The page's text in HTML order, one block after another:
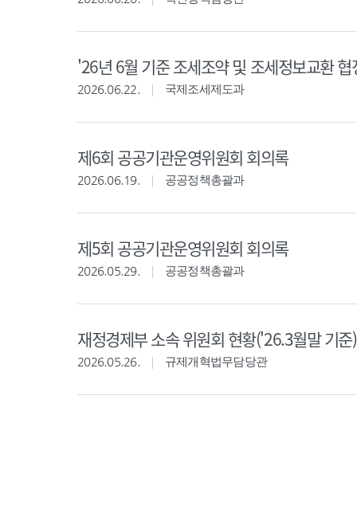
'26년 6월 기준 조세조약 및 조세정보교환
2026.06.22. 국제조세제도과
제6회 공공기관운영위원회 회의록
2026.06.19. 공공정책총괄과
제5회 공공기관운영위원회 회의록
2026.05.29. 공공정책총괄과
재정경제부 소속 위원회 현황('26.3월말 기준)
2026.05.26. 규제개혁법무담당관